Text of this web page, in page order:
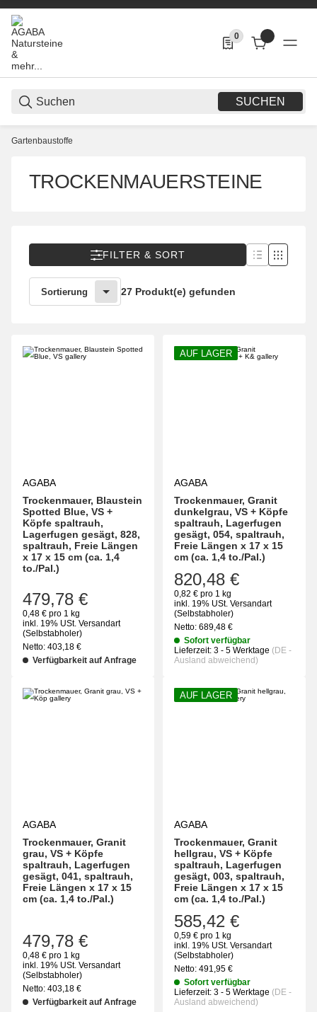
SUCHEN
0
0 Produkte in der
Gartenbaustoffe
TROCKENMAUERSTEINE
FILTER & SORT
Sortierung 27 Produkt(e) gefunden
AGABA
Trockenmauer, Blaustein
Spotted Blue, VS +
Köpfe spaltrauh,
Lagerfugen gesägt, 828,
spaltrauh, Freie Längen
x 17 x 15 cm (ca. 1,4
to./Pal.)
479,78 €
0,48 € pro 1 kg
inkl. 19% USt. Versandart
(Selbstabholer)
Netto: 403,18 €
Verfügbarkeit auf Anfrage
AUF LAGER
AGABA
Trockenmauer, Granit
dunkelgrau, VS + Köpfe
spaltrauh, Lagerfugen
gesägt, 054, spaltrauh,
Freie Längen x 17 x 15
cm (ca. 1,4 to./Pal.)
820,48 €
0,82 € pro 1 kg
inkl. 19% USt. Versandart
(Selbstabholer)
Netto: 689,48 €
Sofort verfügbar
Lieferzeit: 3 - 5 Werktage (DE -
Ausland abweichend)
AGABA
Trockenmauer, Granit
grau, VS + Köpfe
spaltrauh, Lagerfugen
gesägt, 041, spaltrauh,
Freie Längen x 17 x 15
cm (ca. 1,4 to./Pal.)
479,78 €
0,48 € pro 1 kg
inkl. 19% USt. Versandart
(Selbstabholer)
Netto: 403,18 €
Verfügbarkeit auf Anfrage
AUF LAGER
AGABA
Trockenmauer, Granit
hellgrau, VS + Köpfe
spaltrauh, Lagerfugen
gesägt, 003, spaltrauh,
Freie Längen x 17 x 15
cm (ca. 1,4 to./Pal.)
585,42 €
0,59 € pro 1 kg
inkl. 19% USt. Versandart
(Selbstabholer)
Netto: 491,95 €
Sofort verfügbar
Lieferzeit: 3 - 5 Werktage (DE -
Ausland abweichend)